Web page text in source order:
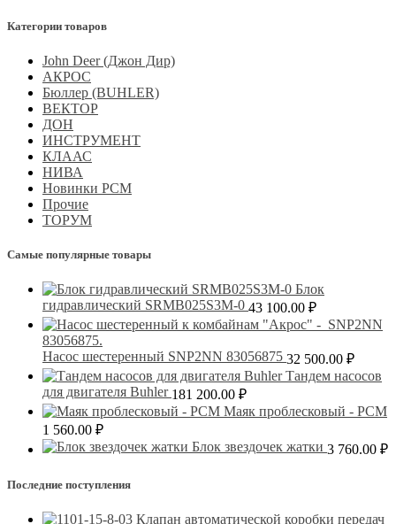
Категории товаров
John Deer (Джон Дир)
АКРОС
Бюллер (BUHLER)
ВЕКТОР
ДОН
ИНСТРУМЕНТ
КЛААС
НИВА
Новинки РСМ
Прочие
ТОРУМ
Самые популярные товары
Блок
гидравлический SRMB025S3M-0 43 100.00 ₽
Насос шестеренный SNP2NN 83056875 32 500.00 ₽
Тандем насосов
для двигателя Buhler 181 200.00 ₽
Маяк проблесковый - РСМ
1 560.00 ₽
Блок звездочек жатки 3 760.00 ₽
Последние поступления